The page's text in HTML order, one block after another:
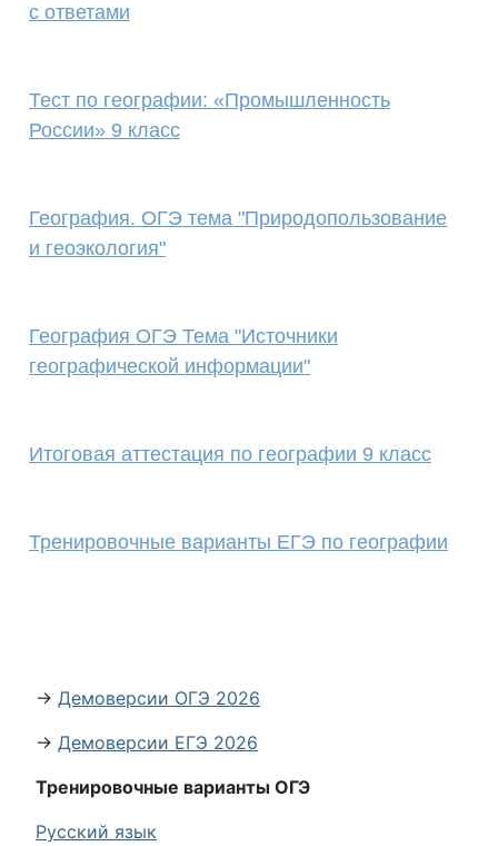
с ответами
Тест по географии: «Промышленность
России» 9 класс
География. ОГЭ тема "Природопользование
и геоэкология"
География ОГЭ Тема "Источники
географической информации"
Итоговая аттестация по географии 9 класс
Тренировочные варианты ЕГЭ по географии
→ Демоверсии ОГЭ 2026
→ Демоверсии ЕГЭ 2026
Тренировочные варианты ОГЭ
Русский язык